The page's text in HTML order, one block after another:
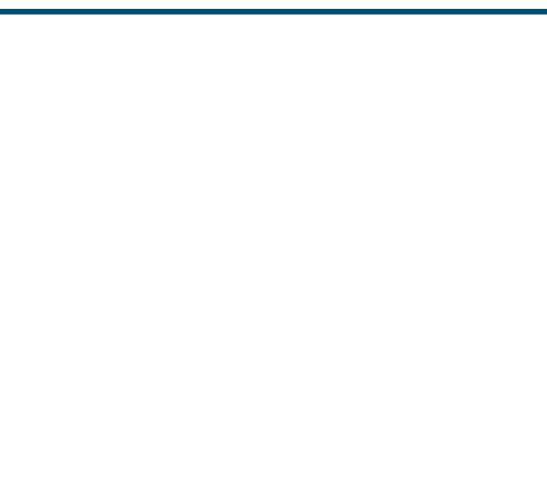
АГЕНТСТВО (КИА «ВЕСТИ»)